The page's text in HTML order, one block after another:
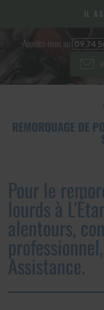
Appelez-nous au 09 74
REMORQUAGE DE
Pour le
lourds à
alentours,
Assistance.
JL